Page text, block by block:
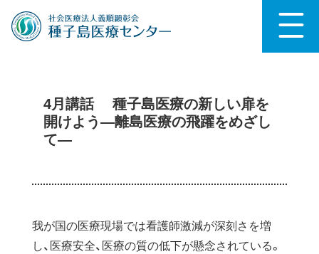
4月講話 種子島医療の新しい扉を
開けよう―離島医療の飛躍をめざし
て―
我が国の医療現場では看護師激減が深刻さを増
し、医療安全、医療の質の低下が懸念されている。